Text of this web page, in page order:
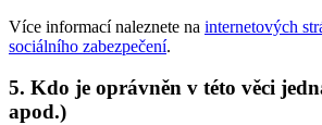
Více informací naleznete na internetových
sociálního zabezpečení.
5. Kdo je oprávněn v této věci
apod.)